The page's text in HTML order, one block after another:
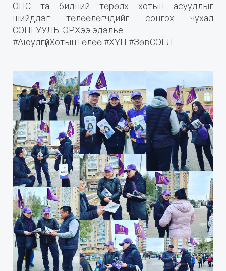
ОНС та бидний төрөлх хотын асуудлыг
шийддэг төлөөлөгчдийг сонгох чухал
СОНГУУЛЬ. ЭРХээ эдэлье.
#АюулгүйХотынТөлөө #ХҮН #ЗөвСОЁЛ